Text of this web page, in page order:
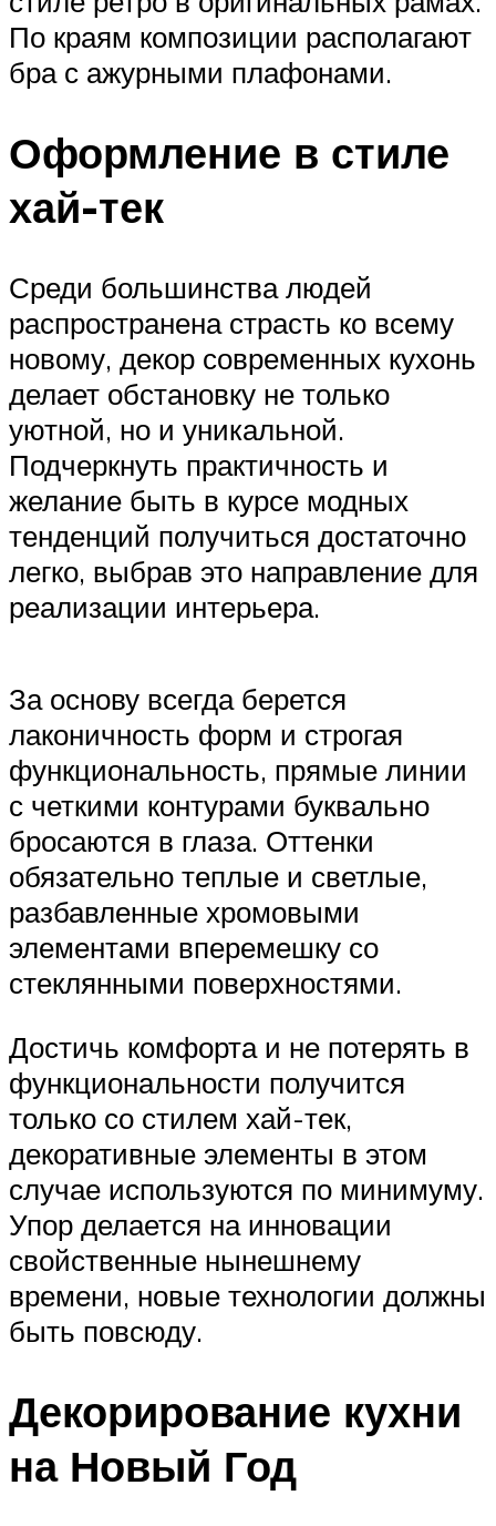
По краям композиции располагают
бра с ажурными плафонами.
Оформление в стиле
хай-тек
Среди большинства людей
распространена страсть ко всему
новому, декор современных кухонь
делает обстановку не только
уютной, но и уникальной.
Подчеркнуть практичность и
желание быть в курсе модных
тенденций получиться достаточно
легко, выбрав это направление для
реализации интерьера.
За основу всегда берется
лаконичность форм и строгая
функциональность, прямые линии
с четкими контурами буквально
бросаются в глаза. Оттенки
обязательно теплые и светлые,
разбавленные хромовыми
элементами вперемешку со
стеклянными поверхностями.
Достичь комфорта и не потерять в
функциональности получится
только со стилем хай-тек,
декоративные элементы в этом
случае используются по минимуму.
Упор делается на инновации
свойственные нынешнему
времени, новые технологии должны
быть повсюду.
Декорирование кухни
на Новый Год